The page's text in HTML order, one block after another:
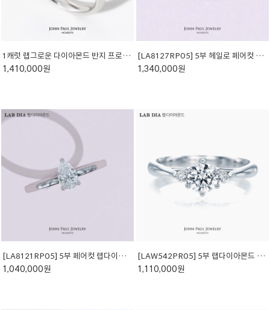
1캐럿 랩그로운 다이아몬드 반지 프로포즈 결혼 종로예물 랩다이아 LAW3010R10
1,410,000원
[LA8127RP05] 5부 헤일로 페어컷 랩다이아 반지
1,340,000원
[LA8121RP05] 5부 페어컷 랩다이아 반지
1,040,000원
[LAW542PR05] 5부 랩다이아몬드 반지
1,110,000원